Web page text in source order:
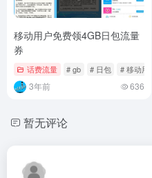
移动用户免费领4GB日包流量
券
话费流量 # gb # 日包 # 移动用户
3年前 636
暂无评论